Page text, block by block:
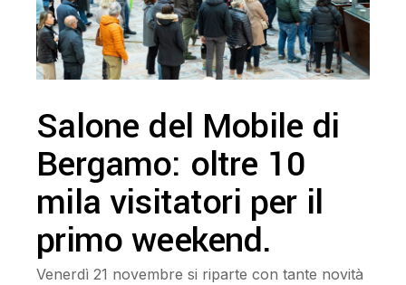
Salone del Mobile di
Bergamo: oltre 10
mila visitatori per il
primo weekend.
Venerdì 21 novembre si riparte con tante novità